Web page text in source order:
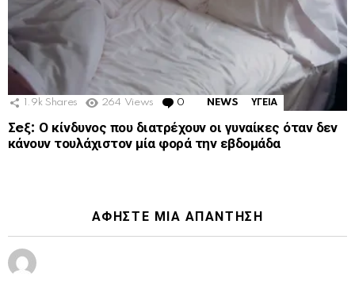
1.9k Shares 264 Views 0 Comments
NEWS ΥΓΕΙΑ
Σeξ: Ο κίνδυνος που διατρέχουν οι γυναίκες όταν δεν
κάνουν τουλάχιστον μία φορά την εβδομάδα
ΑΦΉΣΤΕ ΜΙΑ ΑΠΆΝΤΗΣΗ